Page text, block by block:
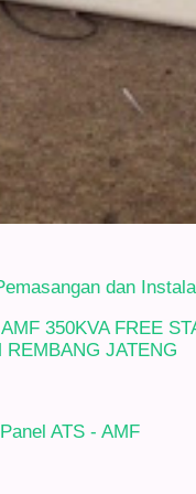
dan
350KVA FREE
REMBANG JATENG
ATS - AMF